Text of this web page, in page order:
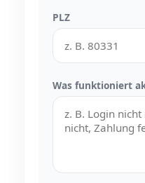
PLZ
Was funktioniert